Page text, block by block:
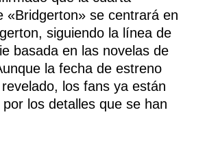
«Bridgerton» se centrará en
siguiendo la línea de
basada en las novelas de
la fecha de estreno
los fans ya están
los detalles que se han